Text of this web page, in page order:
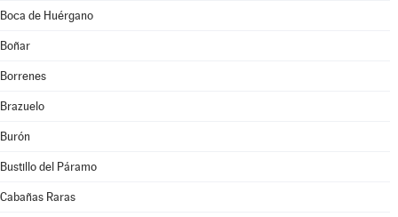
Boca de Huérgano
Boñar
Borrenes
Brazuelo
Burón
Bustillo del Páramo
Cabañas Raras